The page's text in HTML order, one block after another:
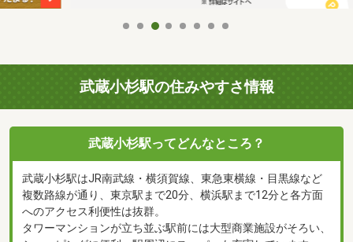
武蔵小杉駅の住みやすさ情報
武蔵小杉駅ってどんなところ？
武蔵小杉駅はJR南武線・横須賀線、東急東横線・目黒線など
複数路線が通り、東京駅まで20分、横浜駅まで12分と各方面
へのアクセス利便性は抜群。
タワーマンションが立ち並ぶ駅前には大型商業施設がそろい、